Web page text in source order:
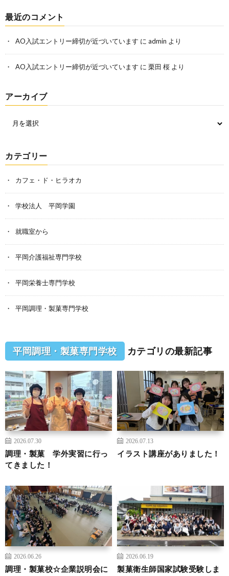
最近のコメント
AO入試エントリー締切が近づいています に admin より
AO入試エントリー締切が近づいています に 栗田 桜 より
アーカイブ
カテゴリー
カフェ・ド・ヒラオカ
学校法人 平岡学園
就職室から
平岡介護福祉専門学校
平岡栄養士専門学校
平岡調理・製菓専門学校
平岡調理・製菓専門学校 カテゴリの最新記事
2026.07.30
調理・製菓 学外実習に行っ
てきました！
2026.07.13
イラスト講座がありました！
2026.06.26
調理・製菓校☆企業説明会に
2026.06.19
製菓衛生師国家試験受験しま